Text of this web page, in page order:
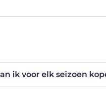
ik voor elk seizoen